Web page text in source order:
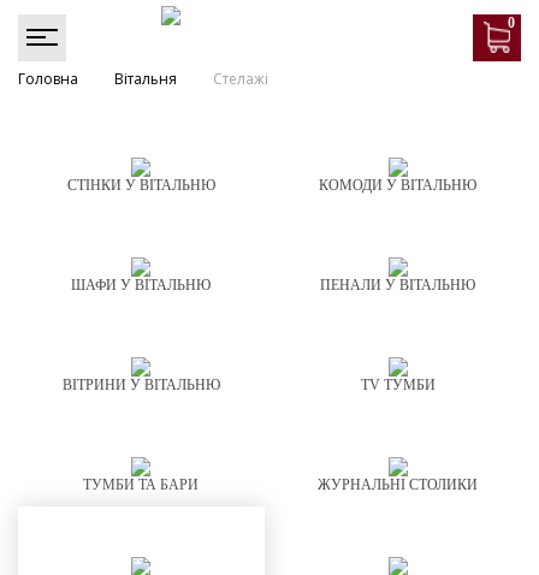
0
Головна Вітальня Стелажі
СТІНКИ У ВІТАЛЬНЮ КОМОДИ У ВІТАЛЬНЮ
ШАФИ У ВІТАЛЬНЮ ПЕНАЛИ У ВІТАЛЬНЮ
ВІТРИНИ У ВІТАЛЬНЮ TV ТУМБИ
ТУМБИ ТА БАРИ ЖУРНАЛЬНІ СТОЛИКИ